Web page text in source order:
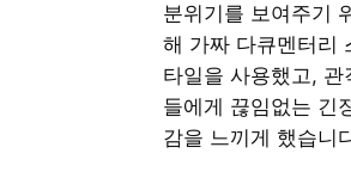
분위기를 보여주기
해 가짜 다큐멘터리
타일을 사용했고, 관
들에게 끊임없는 긴
감을 느끼게 했습니